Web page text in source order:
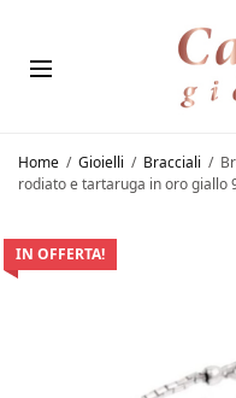
Home / Gioielli / Bracciali /
rodiato e tartaruga in oro giallo
IN OFFERTA!